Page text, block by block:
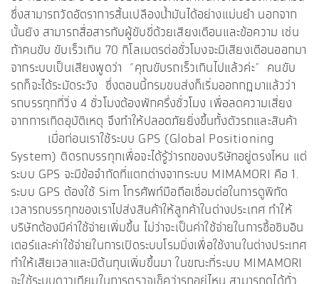
ซึ่งสามารถวัดอัตราการสิ้นเปลืองน้ำมันได้อย่างแม่นยำ นอกจาก
นั้นยัง สามารถสื่อสารกับผู้ขับขี่ด้วยเสียงเตือนและข้อความ เช่น
ถ้าคนขับ ขับเร็วเกิน 70 กิโลเมตรต่อชั่วโมงจะมีเสียงเตือนออกมา
จากระบบเป็นเสียงพูดว่า “คุณขับรถเร็วเกินไปแล้วค่ะ” คนขับ
รถก็จะได้ระมัดระวัง ซึ่งตอนนี้กรมขนส่งก็เริ่มออกกฏมาแล้วว่า
รถบรรทุกที่วิ่ง 4 ชั่วโมงต้องพักครึ่งชั่วโมง เพื่อลดความเสี่ยง
จากการเกิดอุบัติเหตุ จึงทำให้ปลอดภัยยิ่งขึ้นทั้งตัวรถและสินค้า
เมื่อก่อนเราใช้ระบบ GPS (Global Positioning
System) ติดรถบรรทุกเพื่อจะได้รู้ว่ารถของบริษัทอยู่ตรงไหน แต่
ระบบ GPS จะมีข้อจำกัดที่แตกต่างจากระบบ MIMAMORI คือ 1.
ระบบ GPS ต้องใช้ Sim โทรศัพท์มือถือเชื่อมต่อในการดูพิกัด
เวลารถบรรทุกของเราไปส่งสินค้าให้ลูกค้าในต่างประเทศ ทำให้
บริษัทต้องมีค่าใช้จ่ายเพิ่มขึ้น ไม่ว่าจะเป็นค่าใช้จ่ายในการซื้อซิมอิน
เตอร์และค่าใช้จ่ายในการเปิดระบบโรมมิ่งเพื่อใช้งานในต่างประเทศ
ทำให้เสียเวลาและมีต้นทุนเพิ่มขึ้นมา ในขณะที่ระบบ MIMAMORI